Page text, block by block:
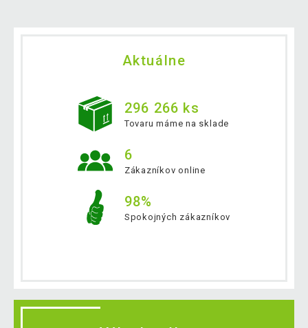
Aktuálne
296 266 ks
Tovaru máme na sklade
6
Zákazníkov online
98%
Spokojných zákazníkov